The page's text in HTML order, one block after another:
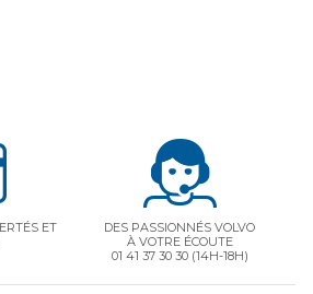
ET
DES PASSIONNÉS VOLVO
À VOTRE ÉCOUTE
01 41 37 30 30(14H-18H)